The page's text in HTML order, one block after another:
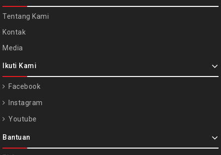
Tentang Kami
Kontak
Media
Ikuti Kami
Facebook
Instagram
Youtube
Bantuan